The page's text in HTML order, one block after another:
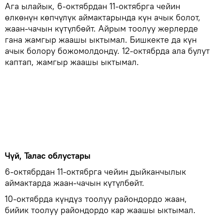
Ага ылайык, 6-октябрдан 11-октябрга чейин
өлкөнүн көпчүлүк аймактарында күн ачык болот,
жаан-чачын күтүлбөйт. Айрым тоолуу жерлерде
гана жамгыр жаашы ыктымал. Бишкекте да күн
ачык болору божомолдонду. 12-октябрда ала булут
каптап, жамгыр жаашы ыктымал.
Чүй, Талас облустары
6-октябрдан 11-октябрга чейин дыйканчылык
аймактарда жаан-чачын күтүлбөйт.
10-октябрда күндүз тоолуу райондордо жаан,
бийик тоолуу райондордо кар жаашы ыктымал.